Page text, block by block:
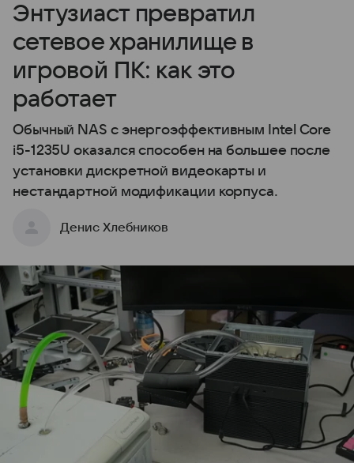
Энтузиаст превратил
сетевое хранилище в
игровой ПК: как это
работает
Обычный NAS с энергоэффективным Intel Core
i5-1235U оказался способен на большее после
установки дискретной видеокарты и
нестандартной модификации корпуса.
Денис Хлебников